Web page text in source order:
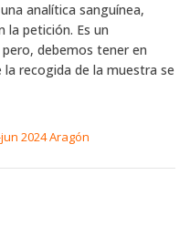
analítica sanguínea,
la petición. Es un
debemos tener en
recogida de la muestra se
2024 Aragón